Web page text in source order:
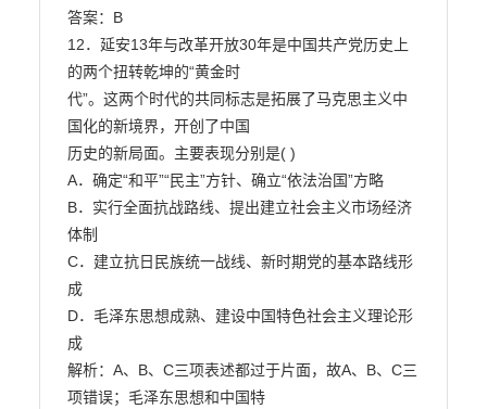
答案：B
12．延安13年与改革开放30年是中国共产党历史上
的两个扭转乾坤的“黄金时
代”。这两个时代的共同标志是拓展了马克思主义中
国化的新境界，开创了中国
历史的新局面。主要表现分别是( )
A．确定“和平”“民主”方针、确立“依法治国”方略
B．实行全面抗战路线、提出建立社会主义市场经济
体制
C．建立抗日民族统一战线、新时期党的基本路线形
成
D．毛泽东思想成熟、建设中国特色社会主义理论形
成
解析：A、B、C三项表述都过于片面，故A、B、C三
项错误；毛泽东思想和中国特